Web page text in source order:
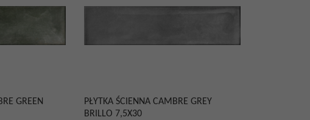
GREEN
PŁYTKA ŚCIENNA CAMBRE GREY
BRILLO 7,5X30